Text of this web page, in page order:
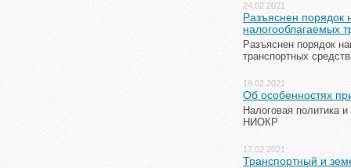
24.02.2021
Разъяснен порядок
налогооблагаемых
Разъяснен порядок
транспортных
19.02.2021
Об особенностях
Налоговая политика
НИОКР
17.02.2021
Транспортный и